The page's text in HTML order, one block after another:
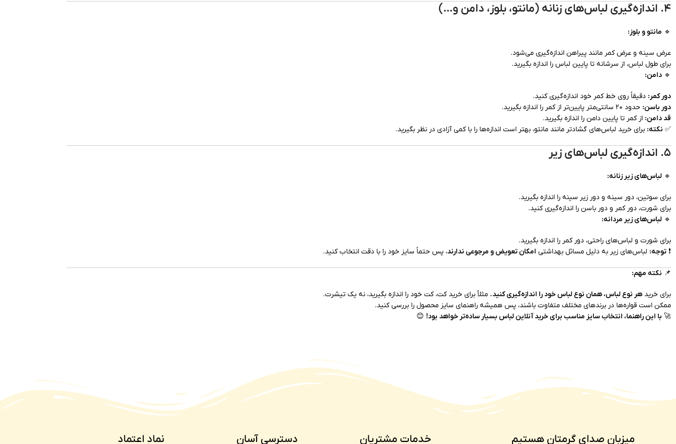
۴. اندازه‌گیری لباس‌های زنانه (مانتو، بلوز، دامن و…)
🔹 مانتو و بلوز:
عرض سینه و عرض کمر مانند پیراهن اندازه‌گیری می‌شود.
برای طول لباس، از سرشانه تا پایین لباس را اندازه بگیرید.
🔹 دامن:
دور کمر: دقیقاً روی خط کمر خود اندازه‌گیری کنید.
دور باسن: حدود ۲۰ سانتی‌متر پایین‌تر از کمر را اندازه بگیرید.
قد دامن: از کمر تا پایین دامن را اندازه بگیرید.
✅ نکته: برای خرید لباس‌های گشادتر مانند مانتو، بهتر است اندازه‌ها را با کمی آزادی در نظر بگیرید.
۵. اندازه‌گیری لباس‌های زیر
🔹 لباس‌های زیر زنانه:
برای سوتین، دور سینه و دور زیر سینه را اندازه بگیرید.
برای شورت، دور کمر و دور باسن را اندازه‌گیری کنید.
🔹 لباس‌های زیر مردانه:
برای شورت و لباس‌های راحتی، دور کمر را اندازه بگیرید.
❗ توجه: لباس‌های زیر به دلیل مسائل بهداشتی امکان تعویض و مرجوعی ندارند، پس حتماً سایز خود را با دقت انتخاب کنید.
📌 نکته مهم:
برای خرید هر نوع لباس، همان نوع لباس خود را اندازه‌گیری کنید. مثلاً برای خرید کت، کت خود را اندازه بگیرید، نه یک تیشرت.
ممکن است قواره‌ها در برندهای مختلف متفاوت باشند، پس همیشه راهنمای سایز محصول را بررسی کنید.
🚀 با این راهنما، انتخاب سایز مناسب برای خرید آنلاین لباس بسیار ساده‌تر خواهد بود! 😊
میزبان صدای گرمتان هستیم خدمات مشتریان دسترسی آسان نماد اعتماد